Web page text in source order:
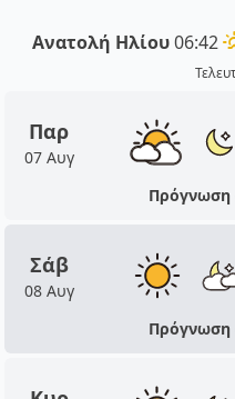
Ανατολή Ηλίου06:42
Παρ
07 Αυγ
Πρόγνωση
Σάβ
08 Αυγ
Πρόγνωση